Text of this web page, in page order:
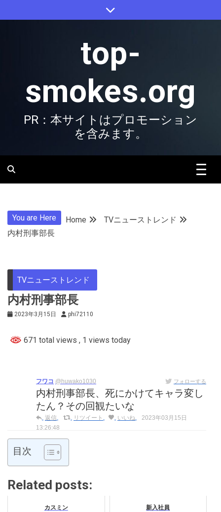
to
top-
smokes.org
PR：本サイトはプロモーション
を含みます。
You are Here Home
TVニューストレンド
内村刑事部長
TVニューストレンド
内村刑事部長
2023年3月15日 phi72110
671 total views , 1 views today
フワコ @huwako1030 フォローする
内村刑事部長、死にかけてキャラ変し
たん？その回観たいな
返信 リツイート いいね
2023年03月15日
13:26:48
目次
Related posts:
カスミン 新入社員